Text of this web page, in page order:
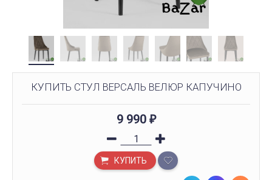
КУПИТЬ СТУЛ ВЕРСАЛЬ ВЕЛЮР КАПУЧИНО
9 990 ₽
КУПИТЬ